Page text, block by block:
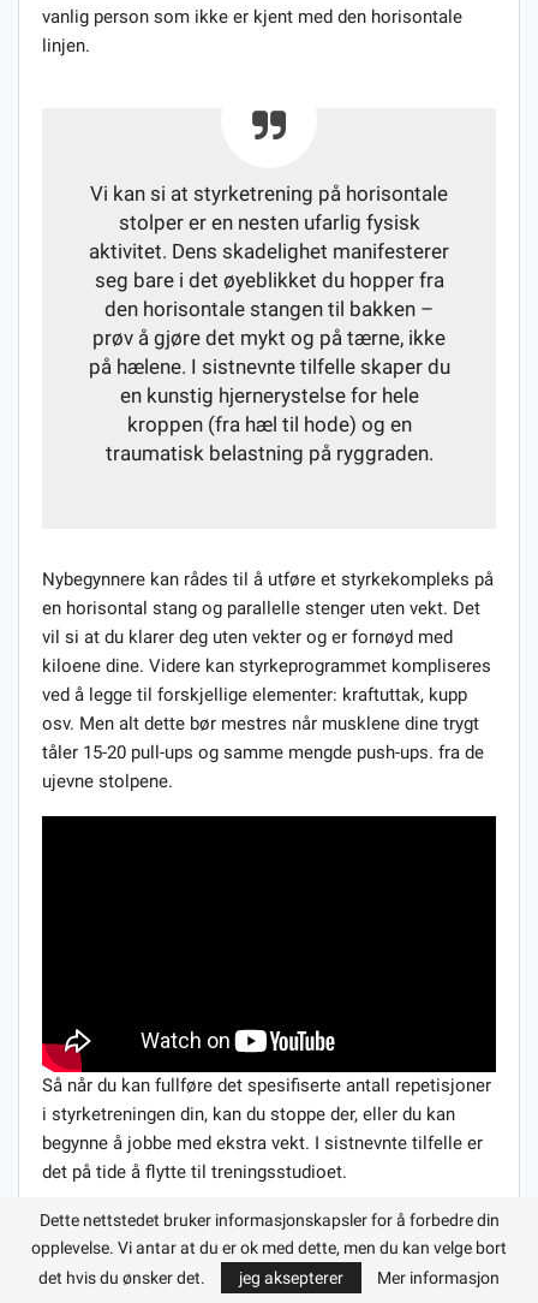
vanlig person som ikke er kjent med den horisontale
linjen.
Vi kan si at styrketrening på horisontale
stolper er en nesten ufarlig fysisk
aktivitet. Dens skadelighet manifesterer
seg bare i det øyeblikket du hopper fra
den horisontale stangen til bakken –
prøv å gjøre det mykt og på tærne, ikke
på hælene. I sistnevnte tilfelle skaper du
en kunstig hjernerystelse for hele
kroppen (fra hæl til hode) og en
traumatisk belastning på ryggraden.
Nybegynnere kan rådes til å utføre et styrkekompleks på
en horisontal stang og parallelle stenger uten vekt. Det
vil si at du klarer deg uten vekter og er fornøyd med
kiloene dine. Videre kan styrkeprogrammet kompliseres
ved å legge til forskjellige elementer: kraftuttak, kupp
osv. Men alt dette bør mestres når musklene dine trygt
tåler 15-20 pull-ups og samme mengde push-ups. fra de
ujevne stolpene.
Så når du kan fullføre det spesifiserte antall repetisjoner
i styrketreningen din, kan du stoppe der, eller du kan
begynne å jobbe med ekstra vekt. I sistnevnte tilfelle er
det på tide å flytte til treningsstudioet.
STYRKELØFT
Hele settet med styrkeløftøvelser er basert på
Dette nettstedet bruker informasjonskapsler for å forbedre din
opplevelse. Vi antar at du er ok med dette, men du kan velge bort
det hvis du ønsker det.
jeg aksepterer Mer informasjon